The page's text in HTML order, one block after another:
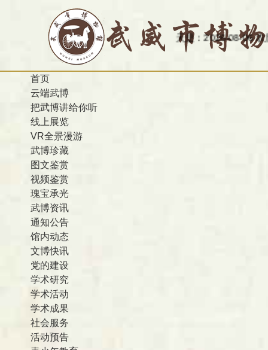
今天是：2026-08-06 农历 丙午 星
首页
云端武博
把武博讲给你听
线上展览
VR全景漫游
武博珍藏
图文鉴赏
视频鉴赏
瑰宝承光
武博资讯
通知公告
馆内动态
文博快讯
党的建设
学术研究
学术活动
学术成果
社会服务
活动预告